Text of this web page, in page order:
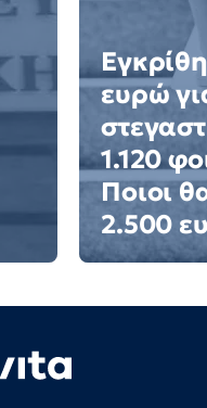
ευρώ
1.120
Ποιοι
2.500